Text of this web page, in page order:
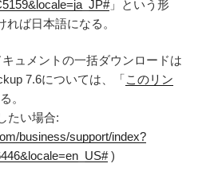
」という形
ば日本語になる。
ュメントの一括ダウンロードは
7.6については、「このリン
。
たい場合:
business/support/index?
)